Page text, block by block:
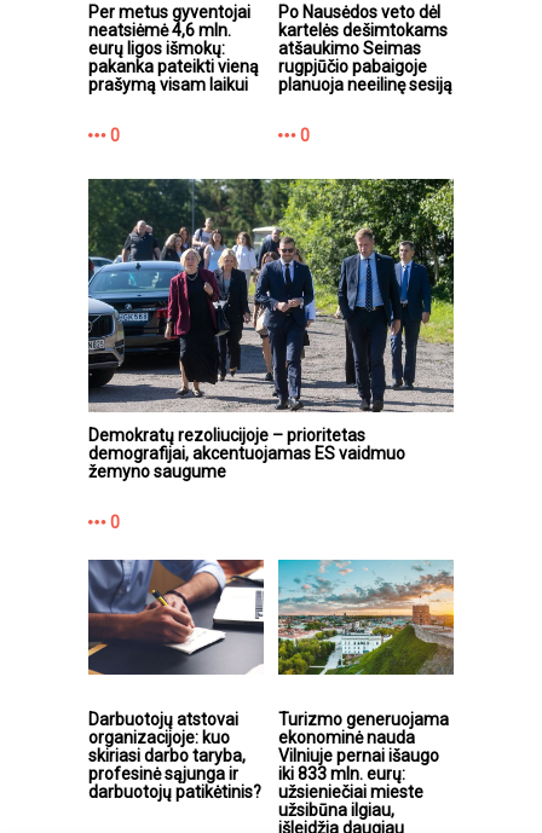
Per metus gyventojai
neatsiėmė 4,6 mln.
eurų ligos išmokų:
pakanka pateikti vieną
prašymą visam laikui
0
Po Nausėdos veto dėl
kartelės dešimtokams
atšaukimo Seimas
rugpjūčio pabaigoje
planuoja neeilinę sesiją
0
Demokratų rezoliucijoje – prioritetas
demografijai, akcentuojamas ES vaidmuo
žemyno saugume
0
Darbuotojų atstovai
organizacijoje: kuo
skiriasi darbo taryba,
profesinė sąjunga ir
darbuotojų patikėtinis?
Turizmo generuojama
ekonominė nauda
Vilniuje pernai išaugo
iki 833 mln. eurų:
užsieniečiai mieste
užsibūna ilgiau,
išleidžia daugiau